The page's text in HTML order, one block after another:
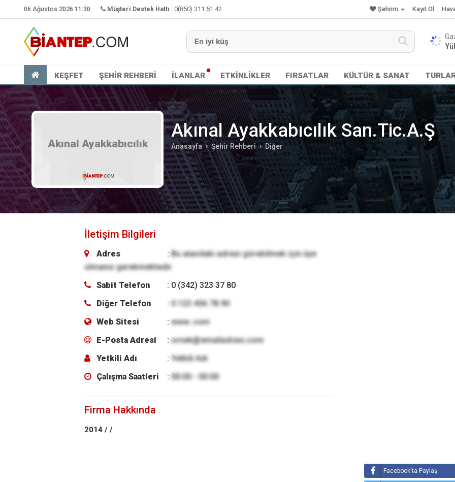
06 Ağustos 2026 11:30 Müşteri Destek Hattı :0(850) 311 51 42 Şehrim Kayıt Ol
KEŞFET ŞEHİR REHBERİ İLANLAR ETKİNLİKLER FIRSATLAR KÜLTÜR & SANAT
Akınal Ayakkabıcılık
Akınal Ayakkabıcılık San.Tic.A.Ş
Anasayfa Şehir Rehberi Diğer
İletişim Bilgileri
Adres :Bu alandaki adresi görebilmek için üye
olmanız gerekmektedir.
Sabit Telefon
: 0 (342) 323 37 80
Diğer Telefon
: 0 123 456 78 90
Web Sitesi
:www..com
E-Posta Adresi
:ornek@emailadresi.com
Yetkili Adı
: Yetkili Adı
Çalışma Saatleri
: 00:00 - 00:00
Firma Hakkında
2014 / /
Facebook'ta Paylaş